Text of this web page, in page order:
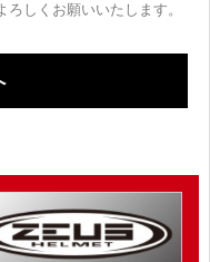
しくお願いいたします。